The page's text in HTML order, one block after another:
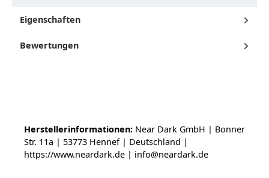
Eigenschaften
Bewertungen
Herstellerinformationen: Near Dark GmbH | Bonner
Str. 11a | 53773 Hennef | Deutschland |
https://www.neardark.de | info@neardark.de